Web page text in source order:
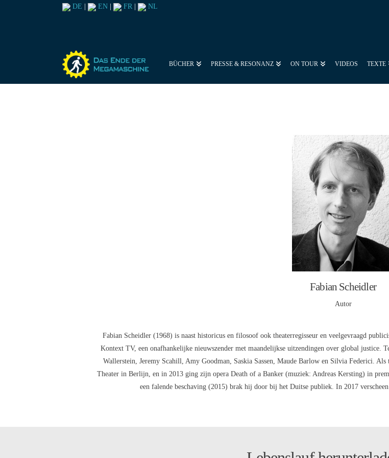
DE EN FR NL
BÜCHER PRESSE & RESONANZ ON TOUR VIDEOS TEXTE
Fabian Scheidler
Autor
Fabian Scheidler (1968) is naast historicus en filosoof ook theaterregisseur en veelgevraagd
Kontext TV, een onafhankelijke nieuwszender met maandelijkse uitzendingen over global justice.
Wallerstein, Jeremy Scahill, Amy Goodman, Saskia Sassen, Maude Barlow en Silvia Federici.
Theater in Berlijn, en in 2013 ging zijn opera Death of a Banker (muziek: Andreas Kersting) in
een falende beschaving (2015) brak hij door bij het Duitse publiek. In 2017